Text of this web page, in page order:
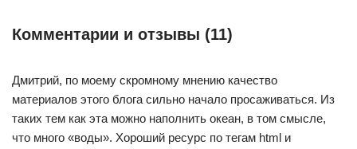
Комментарии и отзывы (11)
Дмитрий, по моему скромному мнению качество
материалов этого блога сильно начало просаживаться. Из
таких тем как эта можно наполнить океан, в том смысле,
что много «воды». Хороший ресурс по тегам html и